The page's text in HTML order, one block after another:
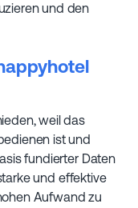
und den
weil das
ist und
fundierter Daten
und effektive
Aufwand zu